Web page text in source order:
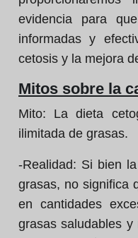
evidencia para
informadas y
cetosis y la mejora
Mitos sobre la
Mito: La dieta
ilimitada de grasas.
-Realidad: Si bien
grasas, no significa
en cantidades
grasas saludables